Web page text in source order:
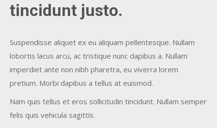
tincidunt justo.
Suspendisse aliquet ex eu aliquam pellentesque. Nullam
lobortis lacus arcu, ac tristique nunc dapibus a. Nullam
imperdiet ante non nibh pharetra, eu viverra lorem
pretium. Morbi dapibus a tellus at euismod.
Nam quis tellus et eros sollicitudin tincidunt. Nullam semper
felis quis vehicula sagittis.